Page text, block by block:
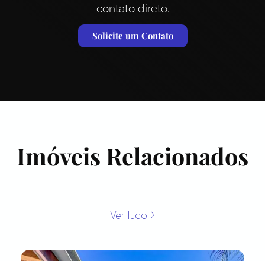
contato direto.
Solicite um Contato
Imóveis Relacionados
Ver Tudo >